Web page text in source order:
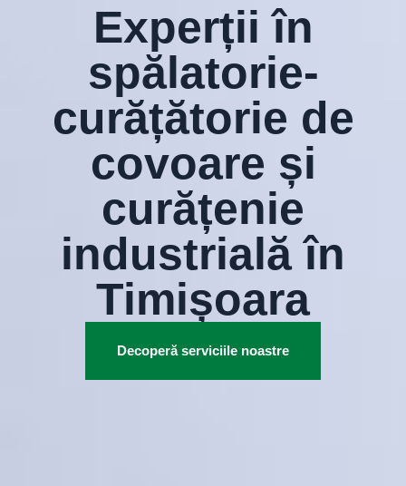
Experții în
spălatorie-
curățătorie de
covoare și
curățenie
industrială în
Timișoara
Decoperă serviciile noastre